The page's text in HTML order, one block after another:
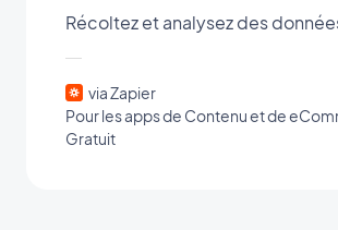
Récoltez et analysez des
via Zapier
Pour les apps de Contenu et de
Gratuit